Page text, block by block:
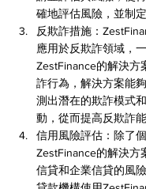
確地評估風險，並制
反欺詐措施：
應用於反欺詐領域，
ZestFinance的解決方
詐行為，解決方案能
測出潛在的欺詐模式
動，從而提高反欺詐能
信用風險評估：除了
ZestFinance的解決方
信貸和企業信貸的風